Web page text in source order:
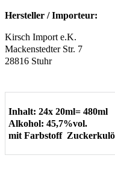
Hersteller / Importeur:
Kirsch Import e.K.
Mackenstedter Str. 7
28816 Stuhr
Inhalt: 24x 20ml= 480ml
Alkohol: 45,7%vol.
mit Farbstoff